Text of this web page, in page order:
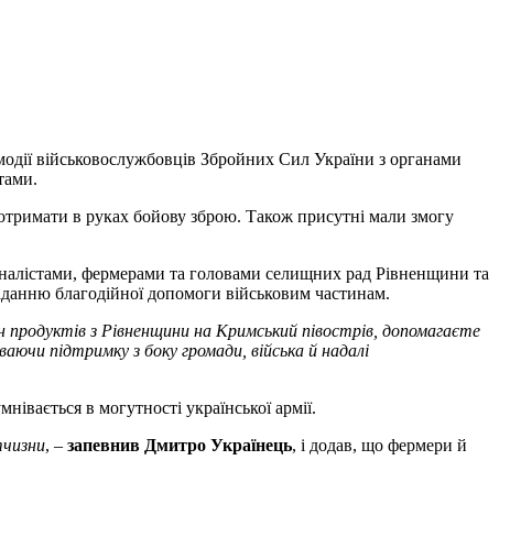
військовослужбовців Збройних Сил України з органами
в руках бойову зброю. Також присутні мали змогу
фермерами та головами селищних рад Рівненщини та
благодійної допомоги військовим частинам.
з Рівненщини на Кримський півострів, допомагаєте
підтримку з боку громади, війська й надалі
в могутності української армії.
, – запевнив Дмитро Українець, і додав, що фермери й